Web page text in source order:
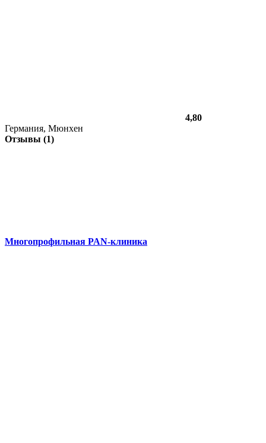
4,80
Германия, Мюнхен
Отзывы (1)
Многопрофильная PAN-клиника